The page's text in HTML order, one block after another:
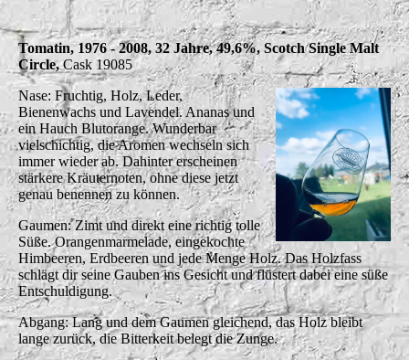
Tomatin, 1976 - 2008, 32 Jahre, 49,6%, Scotch Single Malt
Circle,Cask 19085
Nase: Fruchtig, Holz, Leder,
Bienenwachs und Lavendel. Ananas und
ein Hauch Blutorange. Wunderbar
vielschichtig, die Aromen wechseln sich
immer wieder ab. Dahinter erscheinen
stärkere Kräuternoten, ohne diese jetzt
genau benennen zu können.
Gaumen: Zimt und direkt eine richtig tolle
Süße. Orangenmarmelade, eingekochte
Himbeeren, Erdbeeren und jede Menge Holz. Das Holzfass
schlägt dir seine Gauben ins Gesicht und flüstert dabei eine süße
Entschuldigung.
Abgang: Lang und dem Gaumen gleichend, das Holz bleibt
lange zurück, die Bitterkeit belegt die Zunge.